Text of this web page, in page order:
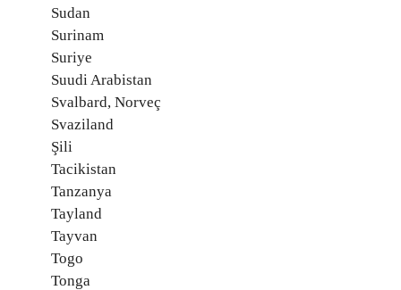
Sudan
Surinam
Suriye
Suudi Arabistan
Svalbard, Norveç
Svaziland
Şili
Tacikistan
Tanzanya
Tayland
Tayvan
Togo
Tonga